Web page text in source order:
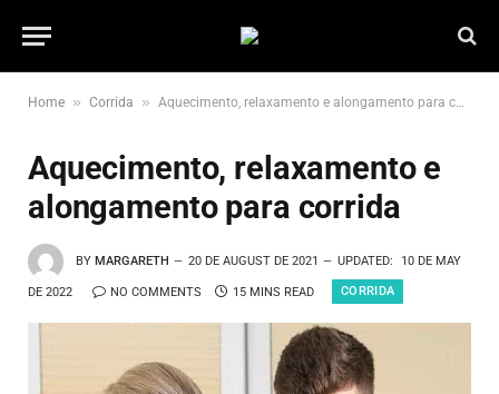
Home » Corrida » Aquecimento, relaxamento e alongamento para corrida
Aquecimento, relaxamento e
alongamento para corrida
BY MARGARETH 20 DE AUGUST DE 2021 UPDATED: 10 DE MAY
DE 2022 NO COMMENTS 15 MINS READ CORRIDA